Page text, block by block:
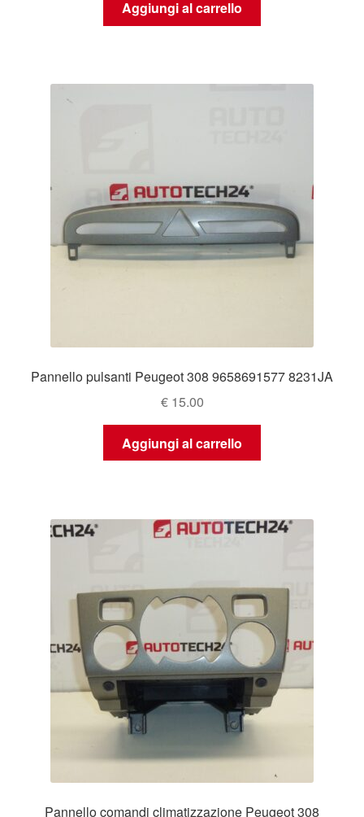
Aggiungi al carrello
Pannello pulsanti Peugeot 308 9658691577 8231JA
€15.00
Aggiungi al carrello
Pannello comandi climatizzazione Peugeot 308